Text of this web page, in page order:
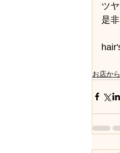
ツ
是
お店か